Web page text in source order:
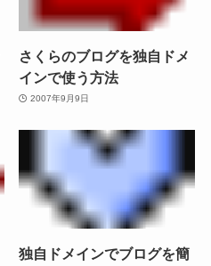
さくらのブログを独自ドメ
インで使う方法
2007年9月9日
独自ドメインでブログを簡